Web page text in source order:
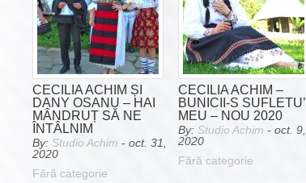
CECILIA ACHIM ȘI
DANY OSANU – HAI
MÂNDRUȚ SĂ NE
ÎNTÂLNIM
By: Studio Achim - oct. 31,
2020
Fără categorie
CECILIA ACHIM –
BUNICII-S SUFLETU’
MEU – NOU 2020
By: Studio Achim - oct. 9,
2020
Fără categorie